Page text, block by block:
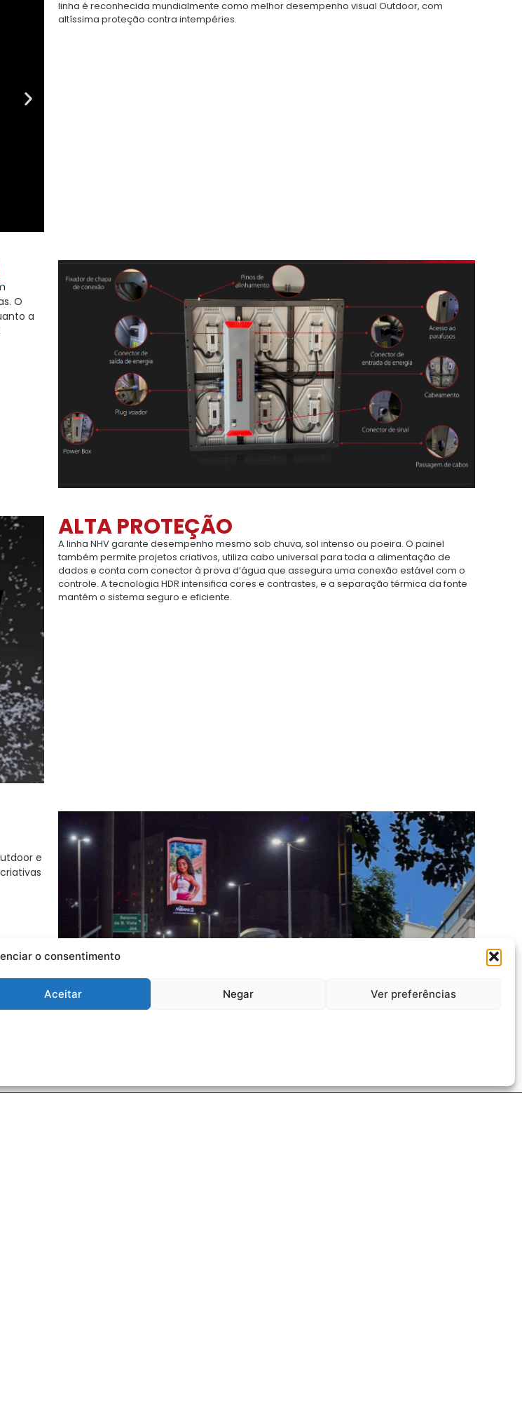
o consentimento
Aceitar Negar Ver preferências
linha é reconhecida mundialmente como melhor desempenho visual Outdoor, com
altíssima proteção contra intempéries.
O
a
ALTA PROTEÇÃO
A linha NHV garante desempenho mesmo sob chuva, sol intenso ou poeira. O painel
também permite projetos criativos, utiliza cabo universal para toda a alimentação de
dados e conta com conector à prova d’água que assegura uma conexão estável com o
controle. A tecnologia HDR intensifica cores e contrastes, e a separação térmica da fonte
mantém o sistema seguro e eficiente.
e